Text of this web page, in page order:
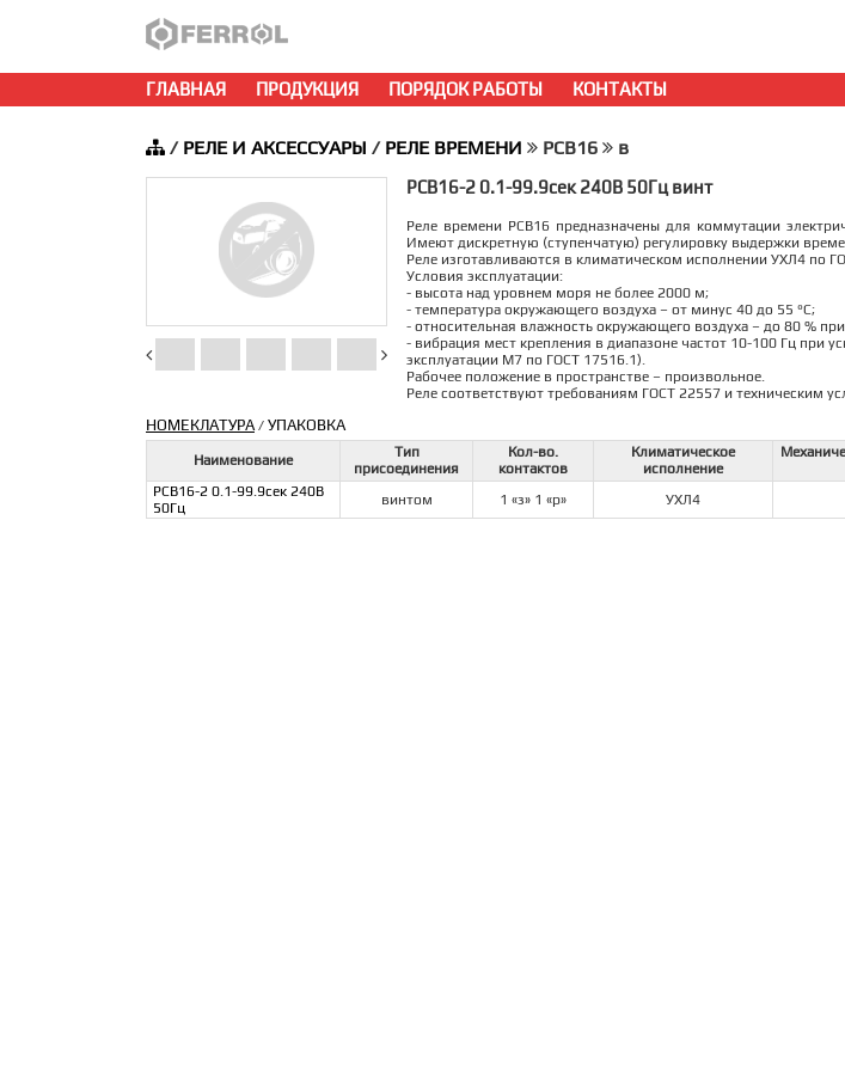
ГЛАВНАЯ ПРОДУКЦИЯ ПОРЯДОК РАБОТЫ КОНТАКТЫ
/ РЕЛЕ И АКСЕССУАРЫ / РЕЛЕ ВРЕМЕНИ РСВ16 в
РСВ16-2 0.1-99.9сек 240В 50Гц винт
Реле времени РСВ16 предназначены для коммутации
Имеют дискретную (ступенчатую) регулировку выдержки
Реле изготавливаются в климатическом исполнении УХЛ4 по
Условия эксплуатации:
- высота над уровнем моря не более 2000 м;
- температура окружающего воздуха – от минус 40 до 55 °С;
- относительная влажность окружающего воздуха – до 80 %
- вибрация мест крепления в диапазоне частот 10-100 Гц при
эксплуатации М7 по ГОСТ 17516.1).
Рабочее положение в пространстве – произвольное.
Реле соответствуют требованиям ГОСТ 22557 и техническим
НОМЕКЛАТУРА/ УПАКОВКА
Наименование
Тип
присоединения
Кол-во.
контактов
Климатическое
исполнение
РСВ16-2 0.1-99.9сек 240В
50Гц
винтом 1 «з» 1 «р» УХЛ4